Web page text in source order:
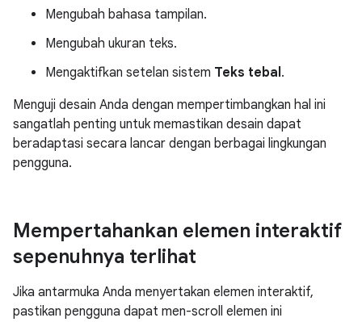
Mengubah bahasa tampilan.
Mengubah ukuran teks.
Mengaktifkan setelan sistem Teks tebal.
Menguji desain Anda dengan mempertimbangkan hal ini
sangatlah penting untuk memastikan desain dapat
beradaptasi secara lancar dengan berbagai lingkungan
pengguna.
Mempertahankan elemen interaktif
sepenuhnya terlihat
Jika antarmuka Anda menyertakan elemen interaktif,
pastikan pengguna dapat men-scroll elemen ini